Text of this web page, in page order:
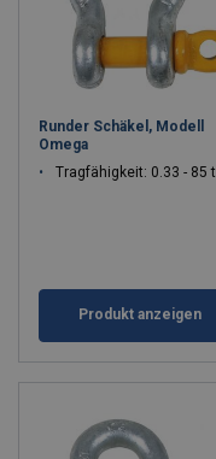
Runder Schäkel, Modell
Omega
Tragfähigkeit: 0.33 - 85 t
Produkt anzeigen